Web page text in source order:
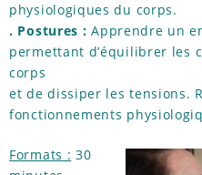
physiologiques du corps.
. Postures : Apprendre un
permettant d’équilibrer les
corps
et de dissiper les tensions.
fonctionnements
Formats : 30